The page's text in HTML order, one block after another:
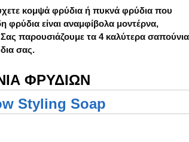
κομψά φρύδια ή πυκνά φρύδια που
είναι αναμφίβολα μοντέρνα,
παρουσιάζουμε τα 4 καλύτερα σαπούνια
σας.
ΦΡΥΔΙΩΝ
Styling Soap